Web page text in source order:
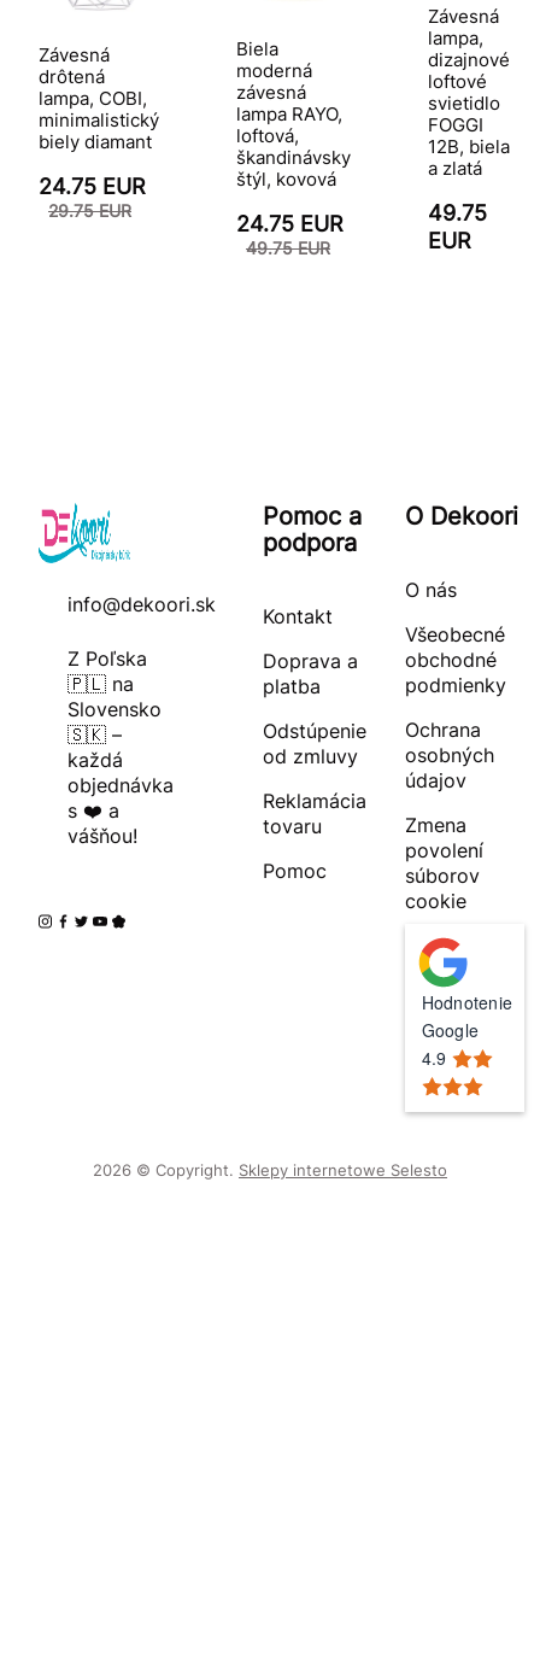
Závesná
drôtená
lampa, COBI,
minimalistický
biely diamant
24.75 EUR
29.75 EUR
Biela
moderná
závesná
lampa RAYO,
loftová,
škandinávsky
štýl, kovová
24.75 EUR
49.75 EUR
Závesná
lampa,
dizajnové
loftové
svietidlo
FOGGI
12B, biela
a zlatá
49.75
EUR
info@dekoori.sk
Z Poľska
🇵🇱 na
Slovensko
🇸🇰 –
každá
objednávka
s ❤️ a
vášňou!
Pomoc a
podpora
Kontakt
Doprava a
platba
Odstúpenie
od zmluvy
Reklamácia
tovaru
Pomoc
O Dekoori
O nás
Všeobecné
obchodné
podmienky
Ochrana
osobných
údajov
Zmena
povolení
súborov
cookie
Hodnotenie
Google
4.9
2026 © Copyright. Sklepy internetowe Selesto